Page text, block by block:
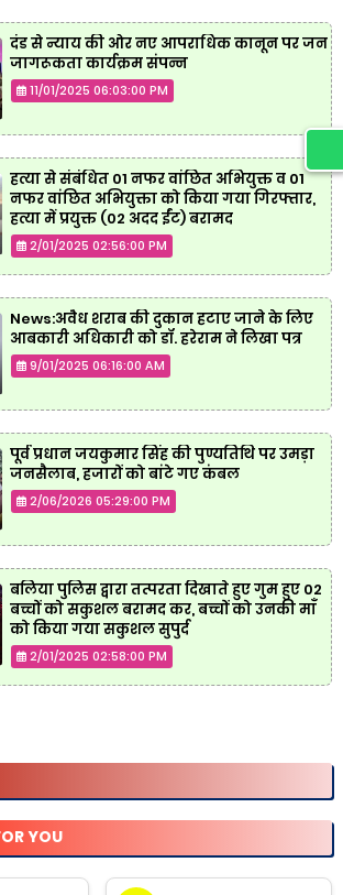
दंड से न्याय की ओर नए आपराधिक कानून पर जन
जागरूकता कार्यक्रम संपन्न
11/01/2025 06:03:00 PM
हत्या से संबंधित 01 नफर वांछित अभियुक्त व 01
नफर वांछित अभियुक्ता को किया गया गिरफ्तार,
हत्या में प्रयुक्त (02 अदद ईंट) बरामद
2/01/2025 02:56:00 PM
News:अवैध शराब की दुकान हटाए जाने के लिए
आबकारी अधिकारी को डॉ. हरेराम ने लिखा पत्र
9/01/2025 06:16:00 AM
पूर्व प्रधान जयकुमार सिंह की पुण्यतिथि पर उमड़ा
जनसैलाब, हजारों को बांटे गए कंबल
2/06/2026 05:29:00 PM
बलिया पुलिस द्वारा तत्परता दिखाते हुए गुम हुए 02
बच्चों को सकुशल बरामद कर, बच्चों को उनकी माँ
को किया गया सकुशल सुपुर्द
2/01/2025 02:58:00 PM
YOU